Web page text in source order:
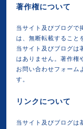
著作権について
当サイト及びブログで
は、無断転載すること
当サイト及びブログは
はありません。著作権
お問い合わせフォーム
す。
リンクについて
当サイト及びブログは